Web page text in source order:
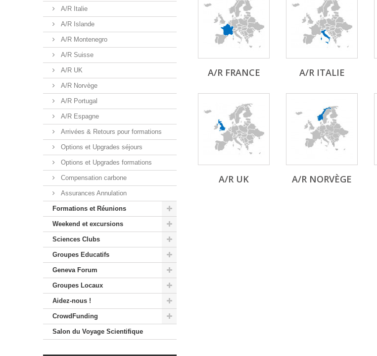
A/R Italie
A/R Islande
A/R Montenegro
A/R Suisse
A/R UK
A/R Norvège
A/R Portugal
A/R Espagne
Arrivées & Retours pour formations
Options et Upgrades séjours
Options et Upgrades formations
Compensation carbone
Assurances Annulation
Formations et Réunions
Weekend et excursions
Sciences Clubs
Groupes Educatifs
Geneva Forum
Groupes Locaux
Aidez-nous !
CrowdFunding
Salon du Voyage Scientifique
A/R FRANCE A/R ITALIE
A/R UK A/R NORVÈGE